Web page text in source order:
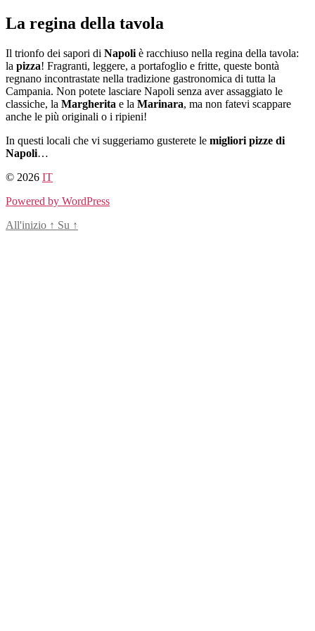
Salta
al
La regina della tavola
Il trionfo dei sapori di Napoli è racchiuso nella regina della tavola:
la pizza! Fragranti, leggere, a portafoglio e fritte, queste bontà
regnano incontrastate nella tradizione gastronomica di tutta la
Campania. Non potete lasciare Napoli senza aver assaggiato le
classiche, la Margherita e la Marinara, ma non fatevi scappare
anche le più originali o i ripieni!
In questi locali che vi suggeriamo gusterete le migliori pizze di
Napoli…
© 2026 IT
Powered by WordPress
All'inizio ↑ Su ↑